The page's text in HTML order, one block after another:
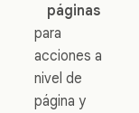
páginas
para
acciones a
nivel de
página y